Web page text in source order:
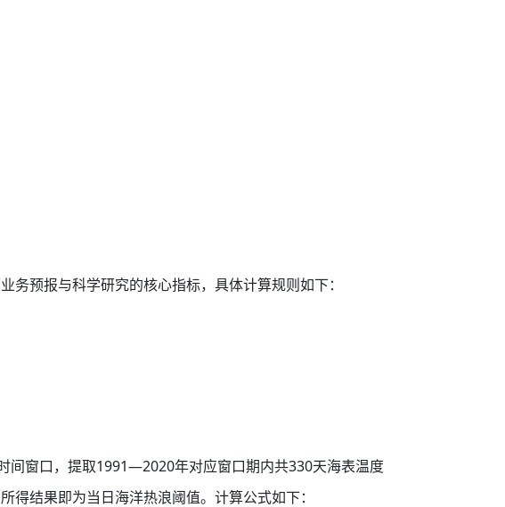
预报与科学研究的核心指标，具体计算规则如下：
间窗口，提取1991—2020年对应窗口期内共330天海表温度
结果即为当日海洋热浪阈值。计算公式如下：